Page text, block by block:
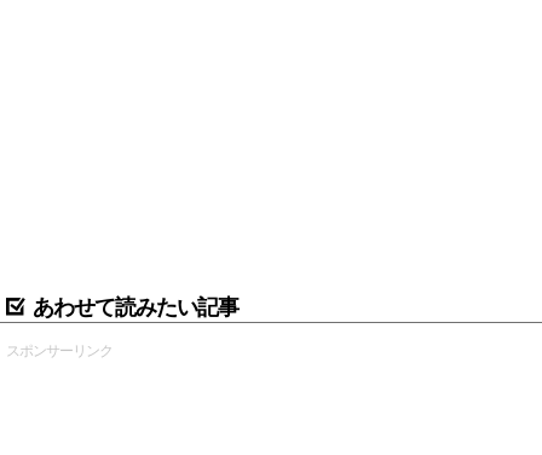
あわせて読みたい記事
スポンサーリンク